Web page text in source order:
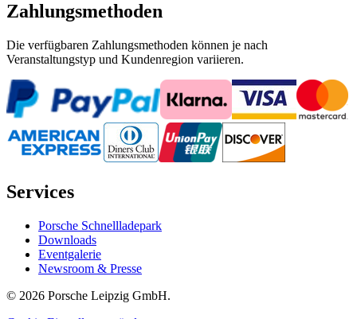
Zahlungsmethoden
Die verfügbaren Zahlungsmethoden können je nach
Veranstaltungstyp und Kundenregion variieren.
Services
Porsche Schnellladepark
Downloads
Eventgalerie
Newsroom & Presse
© 2026 Porsche Leipzig GmbH.